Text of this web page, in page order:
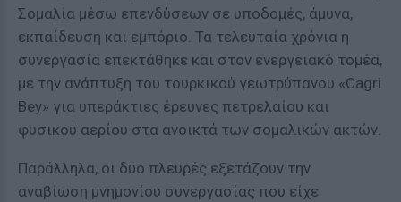
Σομαλία μέσω επενδύσεων σε υποδομές, άμυνα,
εκπαίδευση και εμπόριο. Τα τελευταία χρόνια η
συνεργασία επεκτάθηκε και στον ενεργειακό τομέα,
με την ανάπτυξη του τουρκικού γεωτρύπανου «Cagri
Bey» για υπεράκτιες έρευνες πετρελαίου και
φυσικού αερίου στα ανοικτά των σομαλικών ακτών.
Παράλληλα, οι δύο πλευρές εξετάζουν την
αναβίωση μνημονίου συνεργασίας που είχε